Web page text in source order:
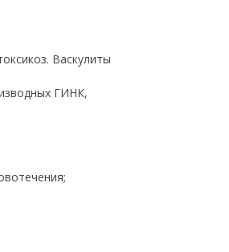
Васкулиты
ГИНК,